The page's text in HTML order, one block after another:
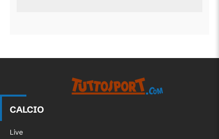
CALCIO
Live